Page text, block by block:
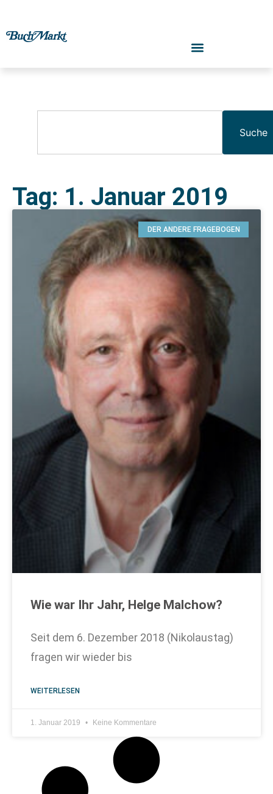
Suche
Tag: 1. Januar 2019
DER ANDERE FRAGEBOGEN
Wie war Ihr Jahr, Helge Malchow?
Seit dem 6. Dezember 2018 (Nikolaustag)
fragen wir wieder bis
WEITERLESEN
1. Januar 2019 Keine Kommentare